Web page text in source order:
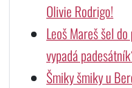
Olivie Rodrigo!
Leoš Mareš šel
vypadá
Šmiky šmiky u